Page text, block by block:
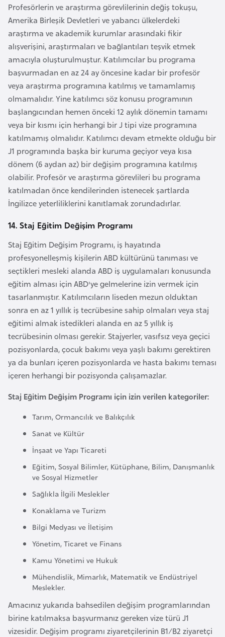
Profesörlerin ve araştırma görevlilerinin değiş tokuşu,
Amerika Birleşik Devletleri ve yabancı ülkelerdeki
araştırma ve akademik kurumlar arasındaki fikir
alışverişini, araştırmaları ve bağlantıları teşvik etmek
amacıyla oluşturulmuştur. Katılımcılar bu programa
başvurmadan en az 24 ay öncesine kadar bir profesör
veya araştırma programına katılmış ve tamamlamış
olmamalıdır. Yine katılımcı söz konusu programının
başlangıcından hemen önceki 12 aylık dönemin tamamı
veya bir kısmı için herhangi bir J tipi vize programına
katılmamış olmalıdır. Katılımcı devam etmekte olduğu bir
J1 programında başka bir kuruma geçiyor veya kısa
dönem (6 aydan az) bir değişim programına katılmış
olabilir. Profesör ve araştırma görevlileri bu programa
katılmadan önce kendilerinden istenecek şartlarda
İngilizce yeterliliklerini kanıtlamak zorundadırlar.
14. Staj Eğitim Değişim Programı
Staj Eğitim Değişim Programı, iş hayatında
profesyonelleşmiş kişilerin ABD kültürünü tanıması ve
seçtikleri mesleki alanda ABD iş uygulamaları konusunda
eğitim alması için ABD'ye gelmelerine izin vermek için
tasarlanmıştır. Katılımcıların liseden mezun olduktan
sonra en az 1 yıllık iş tecrübesine sahip olmaları veya staj
eğitimi almak istedikleri alanda en az 5 yıllık iş
tecrübesinin olması gerekir. Stajyerler, vasıfsız veya geçici
pozisyonlarda, çocuk bakımı veya yaşlı bakımı gerektiren
ya da bunları içeren pozisyonlarda ve hasta bakımı teması
içeren herhangi bir pozisyonda çalışamazlar.
Staj Eğitim Değişim Programı için izin verilen kategoriler:
Tarım, Ormancılık ve Balıkçılık
Sanat ve Kültür
İnşaat ve Yapı Ticareti
Eğitim, Sosyal Bilimler, Kütüphane, Bilim, Danışmanlık
ve Sosyal Hizmetler
Sağlıkla İlgili Meslekler
Konaklama ve Turizm
Bilgi Medyası ve İletişim
Yönetim, Ticaret ve Finans
Kamu Yönetimi ve Hukuk
Mühendislik, Mimarlık, Matematik ve Endüstriyel
Meslekler.
Amacınız yukarıda bahsedilen değişim programlarından
birine katılmaksa başvurmanız gereken vize türü J1
vizesidir. Değişim programı ziyaretçilerinin B1/B2 ziyaretçi
E
t
i
y
o
p
y
a
F
i
l
d
i
ş
S
a
h
i
l
i
F
i
n
l
a
n
d
o
n